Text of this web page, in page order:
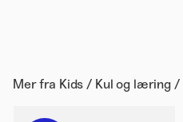
Mer fra Kids / Kul og læring